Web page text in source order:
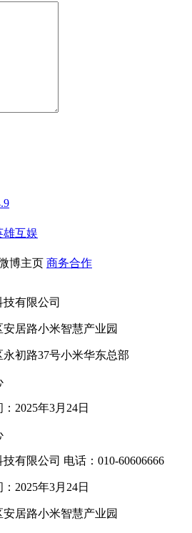
雄互娱
博主页 商务合作
有限公司
居路小米智慧产业园
初路37号小米华东总部
2025年3月24日
有限公司 电话：010-60606666
2025年3月24日
居路小米智慧产业园